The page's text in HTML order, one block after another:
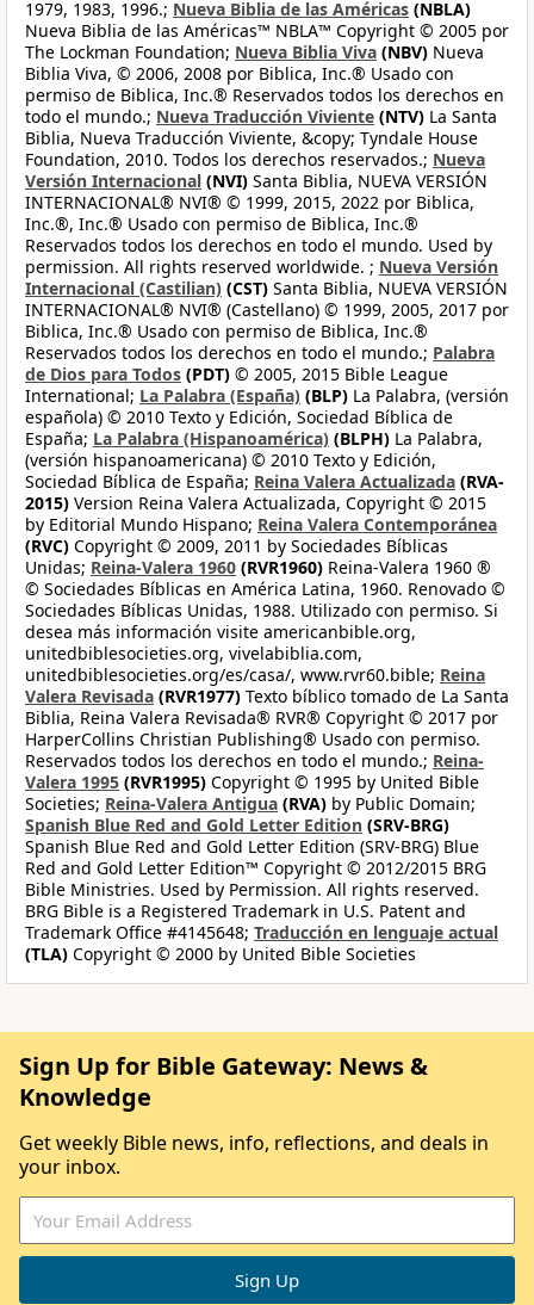
1979, 1983, 1996.; Nueva Biblia de las Américas (NBLA)
Nueva Biblia de las Américas™ NBLA™ Copyright © 2005 por
The Lockman Foundation; Nueva Biblia Viva (NBV) Nueva
Biblia Viva, © 2006, 2008 por Biblica, Inc.® Usado con
permiso de Biblica, Inc.® Reservados todos los derechos en
todo el mundo.; Nueva Traducción Viviente (NTV) La Santa
Biblia, Nueva Traducción Viviente, &copy; Tyndale House
Foundation, 2010. Todos los derechos reservados.; Nueva
Versión Internacional (NVI) Santa Biblia, NUEVA VERSIÓN
INTERNACIONAL® NVI® © 1999, 2015, 2022 por Biblica,
Inc.®, Inc.® Usado con permiso de Biblica, Inc.®
Reservados todos los derechos en todo el mundo. Used by
permission. All rights reserved worldwide. ; Nueva Versión
Internacional (Castilian) (CST) Santa Biblia, NUEVA VERSIÓN
INTERNACIONAL® NVI® (Castellano) © 1999, 2005, 2017 por
Biblica, Inc.® Usado con permiso de Biblica, Inc.®
Reservados todos los derechos en todo el mundo.; Palabra
de Dios para Todos (PDT) © 2005, 2015 Bible League
International; La Palabra (España) (BLP) La Palabra, (versión
española) © 2010 Texto y Edición, Sociedad Bíblica de
España; La Palabra (Hispanoamérica) (BLPH) La Palabra,
(versión hispanoamericana) © 2010 Texto y Edición,
Sociedad Bíblica de España; Reina Valera Actualizada (RVA-
2015) Version Reina Valera Actualizada, Copyright © 2015
by Editorial Mundo Hispano; Reina Valera Contemporánea
(RVC) Copyright © 2009, 2011 by Sociedades Bíblicas
Unidas; Reina-Valera 1960 (RVR1960) Reina-Valera 1960 ®
© Sociedades Bíblicas en América Latina, 1960. Renovado ©
Sociedades Bíblicas Unidas, 1988. Utilizado con permiso. Si
desea más información visite americanbible.org,
unitedbiblesocieties.org, vivelabiblia.com,
unitedbiblesocieties.org/es/casa/, www.rvr60.bible; Reina
Valera Revisada (RVR1977) Texto bíblico tomado de La Santa
Biblia, Reina Valera Revisada® RVR® Copyright © 2017 por
HarperCollins Christian Publishing® Usado con permiso.
Reservados todos los derechos en todo el mundo.; Reina-
Valera 1995 (RVR1995) Copyright © 1995 by United Bible
Societies; Reina-Valera Antigua (RVA) by Public Domain;
Spanish Blue Red and Gold Letter Edition (SRV-BRG)
Spanish Blue Red and Gold Letter Edition (SRV-BRG) Blue
Red and Gold Letter Edition™ Copyright © 2012/2015 BRG
Bible Ministries. Used by Permission. All rights reserved.
BRG Bible is a Registered Trademark in U.S. Patent and
Trademark Office #4145648; Traducción en lenguaje actual
(TLA) Copyright © 2000 by United Bible Societies
Sign Up for Bible Gateway: News &
Knowledge
Get weekly Bible news, info, reflections, and deals in
your inbox.